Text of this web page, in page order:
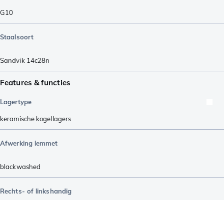
G10
Staalsoort
Sandvik 14c28n
Features & functies
Lagertype
keramische kogellagers
Afwerking lemmet
blackwashed
Rechts- of linkshandig